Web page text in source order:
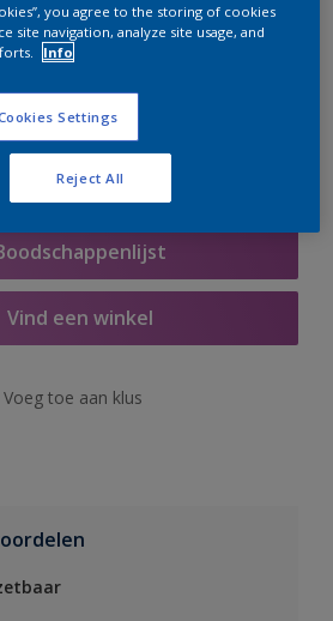
niet mogelijk dit product online
aan te vullen.
Vind een winkel
Voeg toe aan klus
you agree to the storing of cookies
site navigation, analyze site usage, and
Info
Settings
Reject All